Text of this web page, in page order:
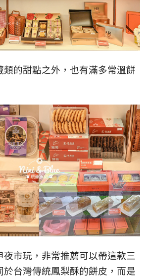
類的甜點之外，也有滿多常溫餅
夜市玩，非常推薦可以帶這款三
於台灣傳統鳳梨酥的餅皮，而是